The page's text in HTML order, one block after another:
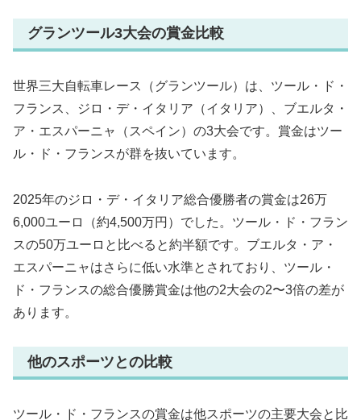
グランツール3大会の賞金比較
世界三大自転車レース（グランツール）は、ツール・ド・
フランス、ジロ・デ・イタリア（イタリア）、ブエルタ・
ア・エスパーニャ（スペイン）の3大会です。賞金はツー
ル・ド・フランスが群を抜いています。
2025年のジロ・デ・イタリア総合優勝者の賞金は26万
6,000ユーロ（約4,500万円）でした。ツール・ド・フラン
スの50万ユーロと比べると約半額です。ブエルタ・ア・
エスパーニャはさらに低い水準とされており、ツール・
ド・フランスの総合優勝賞金は他の2大会の2〜3倍の差が
あります。
他のスポーツとの比較
ツール・ド・フランスの賞金は他スポーツの主要大会と比